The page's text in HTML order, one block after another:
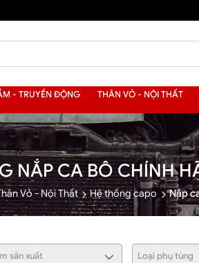
- TRUYỀN ĐỘNG THÂN VỎ - NỘI THẤT
NẮP CA BÔ CHÍNH
Vỏ - Nội Thất Hệ thống capo Nắp
sản xuất Loại phụ tùng